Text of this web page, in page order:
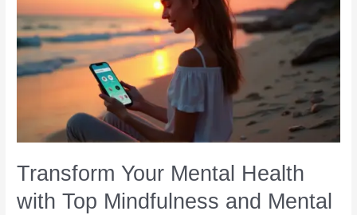
Starts
with
Smart
Apps
and
Balance
Transform Your Mental Health
with Top Mindfulness and Mental